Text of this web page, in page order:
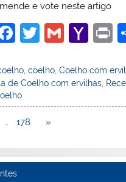
e vote neste artigo
F
c
e
b
o
k
T
itt
er
G
ai
l
Y
h
o
o
l
t
,coelho ,Coelho com
de Coelho com ervilhas,
… 178 »